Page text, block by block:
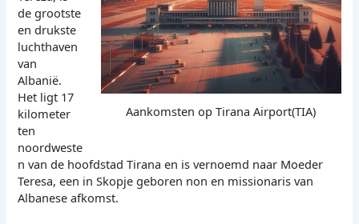
Aankomsten op Tirana Airport(TIA)
de grootste
en drukste
luchthaven
van
Albanië.
Het ligt 17
kilometer
ten
noordweste
n van de hoofdstad Tirana en is vernoemd naar Moeder
Teresa, een in Skopje geboren non en missionaris van
Albanese afkomst.